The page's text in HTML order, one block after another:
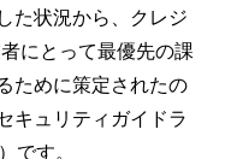
た状況から、クレジ
にとって最優先の課
ために策定されたの
キュリティガイドラ
です。